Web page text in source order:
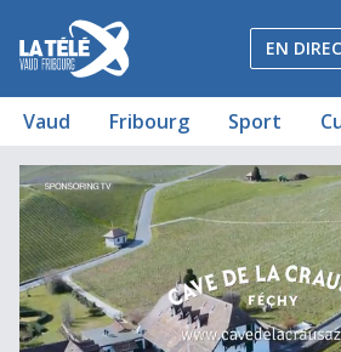
La Télé - Télévision régionale
EN
Vaud Fribourg Sport
La lutte suisse
Les Archives - La lutte suisse à